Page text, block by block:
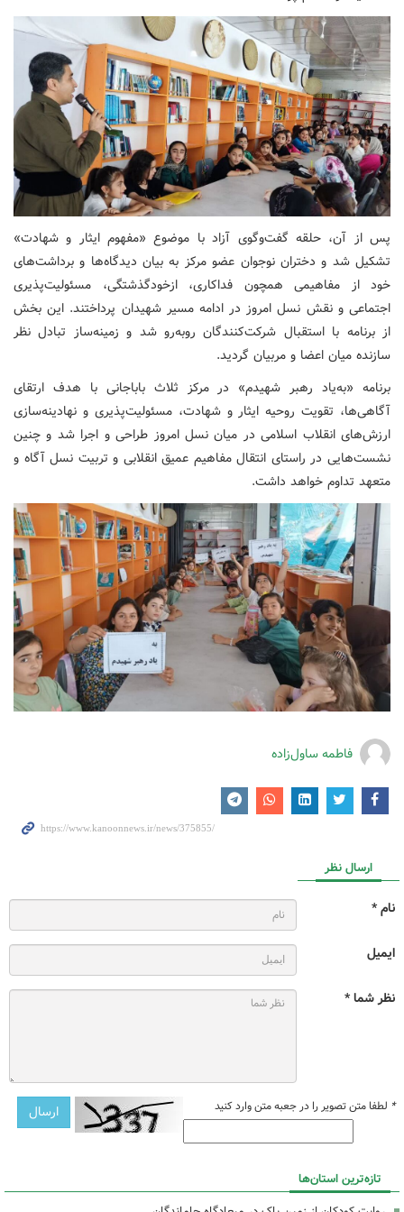
پس از آن، حلقه گفت‌وگوی آزاد با موضوع «مفهوم ایثار و شهادت»
تشکیل شد و دختران نوجوان عضو مرکز به بیان دیدگاه‌ها و برداشت‌های
خود از مفاهیمی همچون فداکاری، ازخودگذشتگی، مسئولیت‌پذیری
اجتماعی و نقش نسل امروز در ادامه مسیر شهیدان پرداختند. این بخش
از برنامه با استقبال شرکت‌کنندگان روبه‌رو شد و زمینه‌ساز تبادل نظر
سازنده میان اعضا و مربیان گردید.
برنامه «به‌یاد رهبر شهیدم» در مرکز ثلاث باباجانی با هدف ارتقای
آگاهی‌ها، تقویت روحیه ایثار و شهادت، مسئولیت‌پذیری و نهادینه‌سازی
ارزش‌های انقلاب اسلامی در میان نسل امروز طراحی و اجرا شد و چنین
نشست‌هایی در راستای انتقال مفاهیم عمیق انقلابی و تربیت نسل آگاه و
متعهد تداوم خواهد داشت.
فاطمه ساول‌زاده
ارسال نظر
نام *
ایمیل
نظر شما *
* لطفا متن تصویر را در جعبه متن وارد کنید
تازه‌ترین استان‌ها